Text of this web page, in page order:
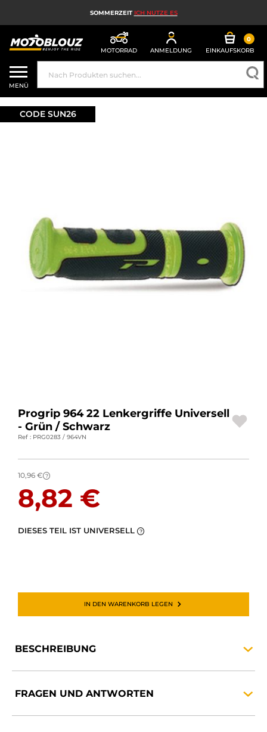
SOMMERZEIT ICH NUTZE ES
MOTORRAD ANMELDUNG
0
EINKAUFSKORB
MOTORRADHELM
MOTORRADAUSRÜSTUNG FÜR HERREN
MOTORRADAUSRÜSTUNG FÜR DAMEN
MOTORRADZUBEHÖR
MOTORRADGEPÄCK
MARKEN
KONTAKTIEREN SIE UNS
MENÜ
CODE SUN26
Progrip 964 22 Lenkergriffe Universell
- Grün / Schwarz
Ref : PRG0283 / 964VN
10,96 € ?
8,82 €
DIESES TEIL IST UNIVERSELL ?
IN DEN WARENKORB LEGEN
BESCHREIBUNG
FRAGEN UND ANTWORTEN